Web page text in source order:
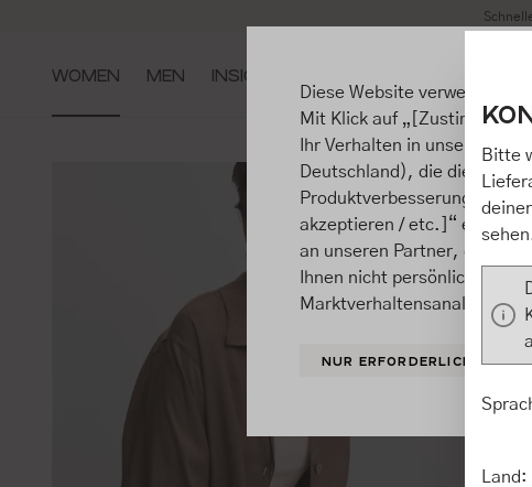
Zur Hauptnavigation springen
WOMEN MEN INSIGHTS
Diese Website verwendet
Mit Klick auf „[Zustimmen /
Ihr Verhalten in unserem
Deutschland), die diese
Produktverbesserungen,
akzeptieren / etc.]“ erteilen
an unseren Partner, die
Ihnen nicht persönlich
Marktverhaltensanalysen)
NUR ERFORDERLICHE
Bitte
Land: